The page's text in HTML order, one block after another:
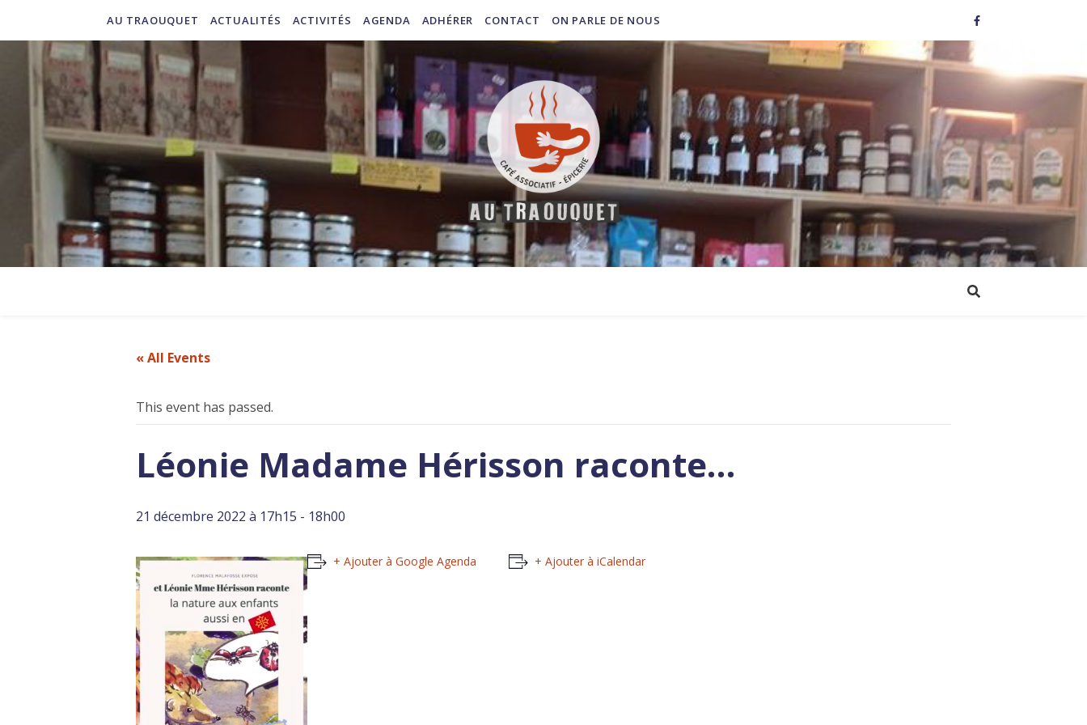
AU TRAOUQUET ACTUALITÉS ACTIVITÉS AGENDA ADHÉRER CONTACT ON PARLE DE NOUS
« All Events
This event has passed.
Léonie Madame Hérisson raconte…
21 décembre 2022 à 17h15 - 18h00
+ Ajouter à Google Agenda + Ajouter à iCalendar